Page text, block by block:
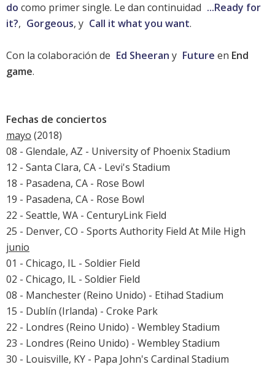
do como primer single. Le dan continuidad ...Ready for
it?, Gorgeous, y Call it what you want.
Con la colaboración de Ed Sheeran y Future en End
game.
Fechas de conciertos
mayo (2018)
08 - Glendale, AZ - University of Phoenix Stadium
12 - Santa Clara, CA - Levi's Stadium
18 - Pasadena, CA - Rose Bowl
19 - Pasadena, CA - Rose Bowl
22 - Seattle, WA - CenturyLink Field
25 - Denver, CO - Sports Authority Field At Mile High
junio
01 - Chicago, IL - Soldier Field
02 - Chicago, IL - Soldier Field
08 - Manchester (Reino Unido) - Etihad Stadium
15 - Dublín (Irlanda) - Croke Park
22 - Londres (Reino Unido) - Wembley Stadium
23 - Londres (Reino Unido) - Wembley Stadium
30 - Louisville, KY - Papa John's Cardinal Stadium